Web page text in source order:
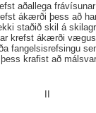
aðallega
ákærði þess að
staðið skil á
krefst ákærði
fangelsisrefsingu
krafist að